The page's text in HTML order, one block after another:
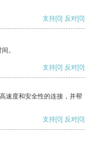
支持[0] 反对[0]
。
支持[0] 反对[0]
速度和安全性的连接，并帮
支持[0] 反对[0]